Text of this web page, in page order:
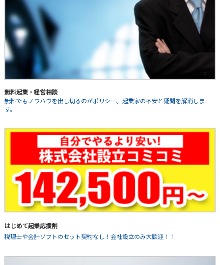
無料起業・経営相談
無料でもノウハウを出し切るのがポリシー。起業家の不安と疑問を解消しま
す。
はじめて起業応援割
税理士や会計ソフトのセット契約なし！会社設立のみ大歓迎！！